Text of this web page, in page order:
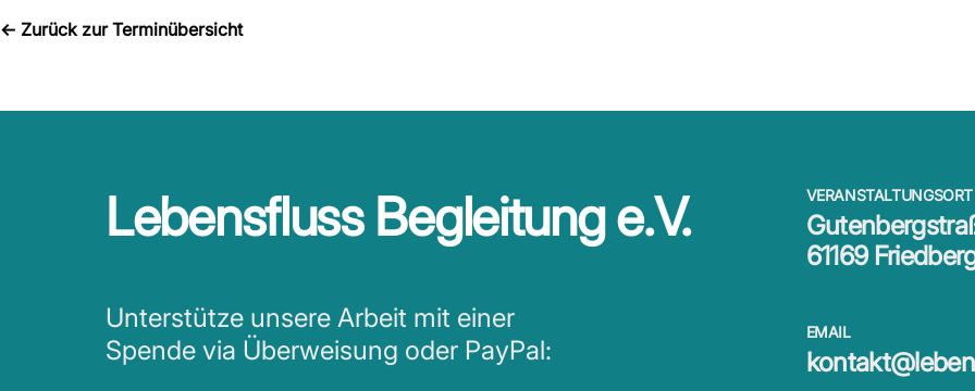
← Zurück zur Terminübersicht
Lebensfluss Begleitung e.V.
Unterstütze unsere Arbeit mit einer
Spende via Überweisung oder PayPal:
VERANSTALTUNGSORT
61169
EMAIL